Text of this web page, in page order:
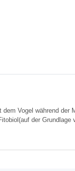
Vogel während
der